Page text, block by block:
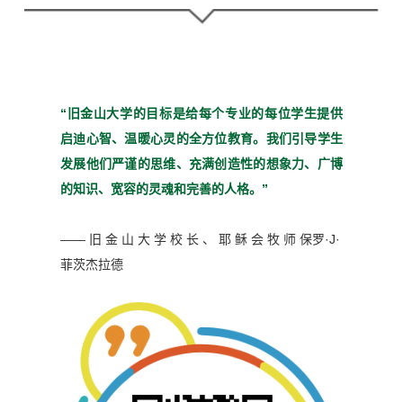
“旧金山大学的目标是给每个专业的每位学生提供
启迪心智、温暖心灵的全方位教育。 我们引导学生
发展他们严谨的思维、充满创造性的想象力、广博
的知识、宽容的灵魂和完善的人格。”
—— 旧 金 山 大 学 校 长 、 耶 稣 会 牧 师 保罗·J·
菲茨杰拉德